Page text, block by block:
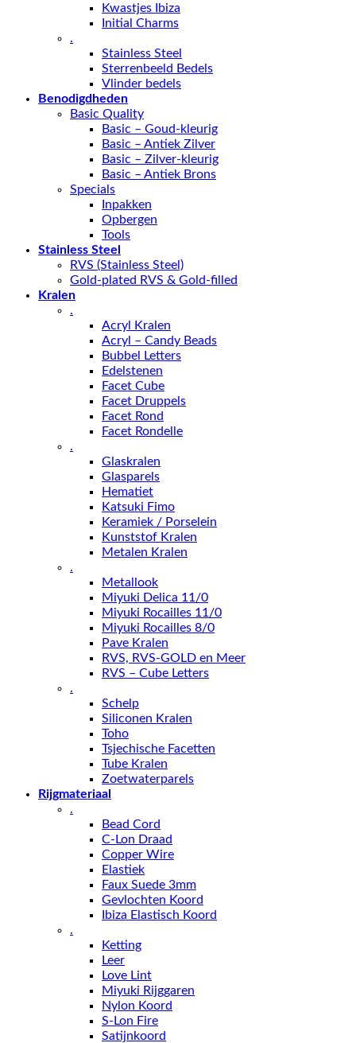
Kwastjes Ibiza
Initial Charms
.
Stainless Steel
Sterrenbeeld Bedels
Vlinder bedels
Benodigdheden
Basic Quality
Basic – Goud-kleurig
Basic – Antiek Zilver
Basic – Zilver-kleurig
Basic – Antiek Brons
Specials
Inpakken
Opbergen
Tools
Stainless Steel
RVS (Stainless Steel)
Gold-plated RVS & Gold-filled
Kralen
.
Acryl Kralen
Acryl – Candy Beads
Bubbel Letters
Edelstenen
Facet Cube
Facet Druppels
Facet Rond
Facet Rondelle
.
Glaskralen
Glasparels
Hematiet
Katsuki Fimo
Keramiek / Porselein
Kunststof Kralen
Metalen Kralen
.
Metallook
Miyuki Delica 11/0
Miyuki Rocailles 11/0
Miyuki Rocailles 8/0
Pave Kralen
RVS, RVS-GOLD en Meer
RVS – Cube Letters
.
Schelp
Siliconen Kralen
Toho
Tsjechische Facetten
Tube Kralen
Zoetwaterparels
Rijgmateriaal
.
Bead Cord
C-Lon Draad
Copper Wire
Elastiek
Faux Suede 3mm
Gevlochten Koord
Ibiza Elastisch Koord
.
Ketting
Leer
Love Lint
Miyuki Rijggaren
Nylon Koord
S-Lon Fire
Satijnkoord